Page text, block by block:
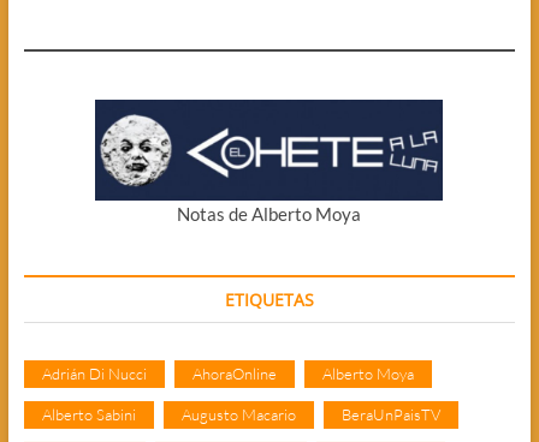
Notas de Alberto Moya
ETIQUETAS
Adrián Di Nucci AhoraOnline Alberto Moya
Alberto Sabini Augusto Macario BeraUnPaisTV